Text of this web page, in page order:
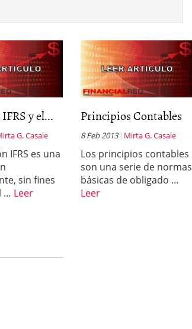
y el...
G. Casale
IFRS es una
sin fines
… Leer
Principios Contables
8 Feb 2013 Mirta G. Casale
Los principios contables
son una serie de normas
básicas de obligado …
Leer